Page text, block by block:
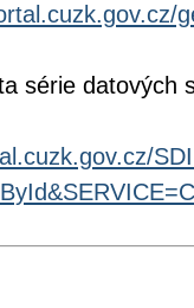
série datových